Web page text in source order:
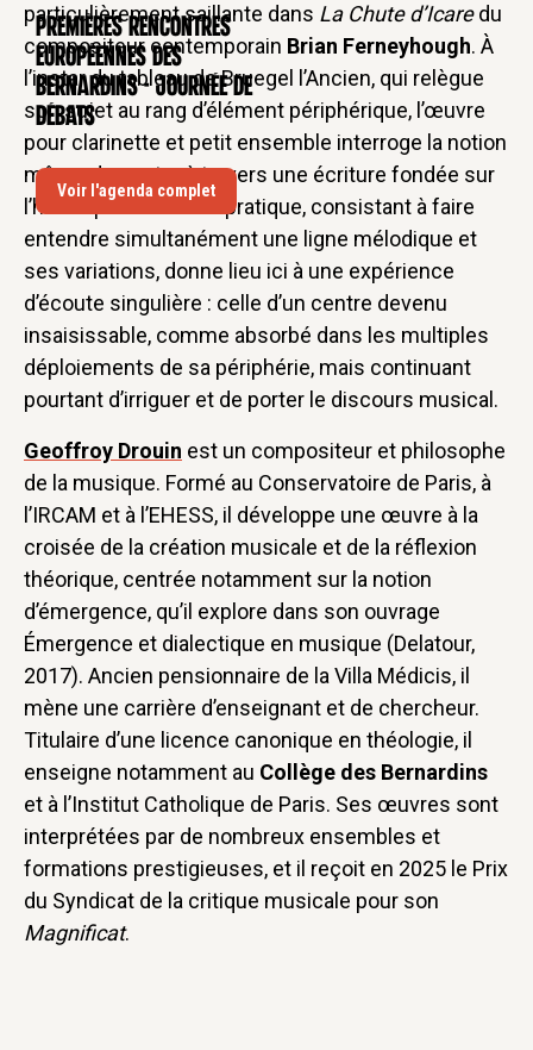
CONFÉRENCE
Premières rencontres
européennes des
Bernardins - Journée de
débats
Voir l'agenda complet
particulièrement saillante dans La Chute d’Icaredu
compositeur contemporain Brian Ferneyhough. À
l’instar du tableau de Bruegel l’Ancien, qui relègue
son sujet au rang d’élément périphérique, l’œuvre
pour clarinette et petit ensemble interroge la notion
même de centre à travers une écriture fondée sur
l’hétérophonie. Cette pratique, consistant à faire
entendre simultanément une ligne mélodique et
ses variations, donne lieu ici à une expérience
d’écoute singulière : celle d’un centre devenu
insaisissable, comme absorbé dans les multiples
déploiements de sa périphérie, mais continuant
pourtant d’irriguer et de porter le discours musical.
Geoffroy Drouin est un compositeur et philosophe
de la musique. Formé au Conservatoire de Paris, à
l’IRCAM et à l’EHESS, il développe une œuvre à la
croisée de la création musicale et de la réflexion
théorique, centrée notamment sur la notion
d’émergence, qu’il explore dans son ouvrage
Émergence et dialectique en musique (Delatour,
2017). Ancien pensionnaire de la Villa Médicis, il
mène une carrière d’enseignant et de chercheur.
Titulaire d’une licence canonique en théologie, il
enseigne notamment au Collège des Bernardins
et à l’Institut Catholique de Paris. Ses œuvres sont
interprétées par de nombreux ensembles et
formations prestigieuses, et il reçoit en 2025 le Prix
du Syndicat de la critique musicale pour son
Magnificat.